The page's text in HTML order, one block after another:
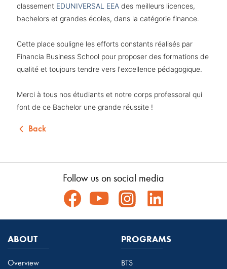
classement EDUNIVERSAL EEA des meilleurs licences,
bachelors et grandes écoles, dans la catégorie finance.
Cette place souligne les efforts constants réalisés par
Financia Business School pour proposer des formations de
qualité et toujours tendre vers l'excellence pédagogique.
Merci à tous nos étudiants et notre corps professoral qui
font de ce Bachelor une grande réussite !
Back
Follow us on social media
ABOUT
Overview
PROGRAMS
BTS